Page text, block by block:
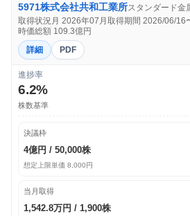
5971株式会社共和工業所スタンダード金
取得状況月 2026年07月取得期間 2026/06/16
時価総額 109.3億円
詳細
PDF
進捗率
6.2%
株数基準
決議枠
4億円 / 50,000株
想定上限単価 8,000円
当月取得
1,542.8万円 / 1,900株